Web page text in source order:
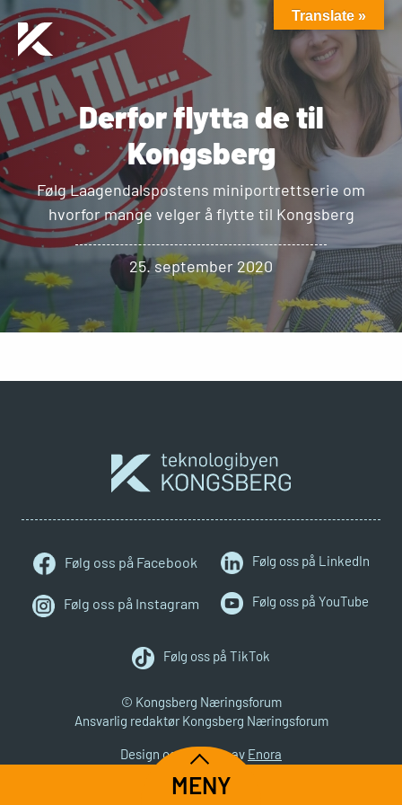
MENY
Derfor flytta de til
Kongsberg
Følg Laagendalspostens miniportrettserie om
hvorfor mange velger å flytte til Kongsberg
25. september 2020
Følg oss på Facebook
Følg oss på Instagram
Følg oss på LinkedIn
Følg oss på YouTube
Følg oss på TikTok
© Kongsberg Næringsforum
Ansvarlig redaktør Kongsberg Næringsforum
Design og utvikling av Enora
Translate »